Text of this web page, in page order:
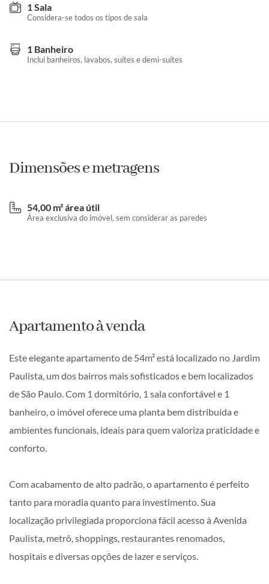
1 Sala
Considera-se todos os tipos de sala
1 Banheiro
Inclui banheiros, lavabos, suítes e demi-suítes
Dimensões e metragens
54,00 m² área útil
Área exclusiva do imóvel, sem considerar as paredes
Apartamento à venda
Este elegante apartamento de 54m² está localizado no Jardim
Paulista, um dos bairros mais sofisticados e bem localizados
de São Paulo. Com 1 dormitório, 1 sala confortável e 1
banheiro, o imóvel oferece uma planta bem distribuída e
ambientes funcionais, ideais para quem valoriza praticidade e
conforto.
Com acabamento de alto padrão, o apartamento é perfeito
tanto para moradia quanto para investimento. Sua
localização privilegiada proporciona fácil acesso à Avenida
Paulista, metrô, shoppings, restaurantes renomados,
hospitais e diversas opções de lazer e serviços.